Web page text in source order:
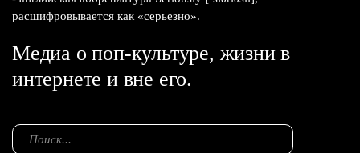
расшифровывается как «серьезно».
Медиа о поп-культуре, жизни в
интернете и вне его.